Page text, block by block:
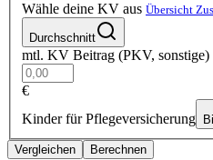
Wähle deine KV aus Übersicht
Durchschnitt
mtl. KV Beitrag (PKV, sonstige)
€
Kinder für Pflegeversicherung
Vergleichen
Berechnen